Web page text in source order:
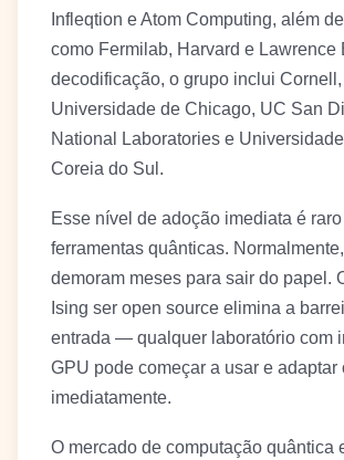
Infleqtion e Atom Computing, além
como Fermilab, Harvard e Lawrence
decodificação, o grupo inclui Cornell,
Universidade de Chicago, UC San
National Laboratories e
Coreia do Sul.
Esse nível de adoção imediata é
ferramentas quânticas.
demoram meses para sair do papel.
Ising ser open source elimina a
entrada — qualquer laboratório com
GPU pode começar a usar e adaptar
imediatamente.
O mercado de computação quântica